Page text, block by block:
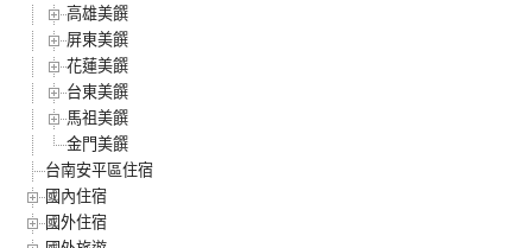
高雄美饌
屏東美饌
花蓮美饌
台東美饌
馬祖美饌
金門美饌
台南安平區住宿
國內住宿
國外住宿